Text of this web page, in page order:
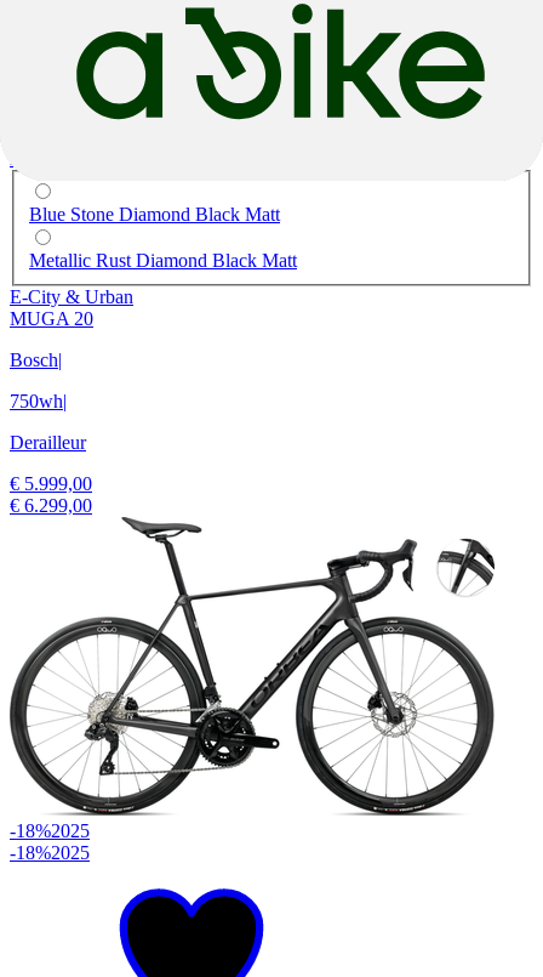
Blue Stone Diamond Black Matt
Metallic Rust Diamond Black Matt
E-City & Urban
MUGA 20
Bosch|
750wh|
Derailleur
€ 5.999,00
€ 6.299,00
-18%2025
-18%2025